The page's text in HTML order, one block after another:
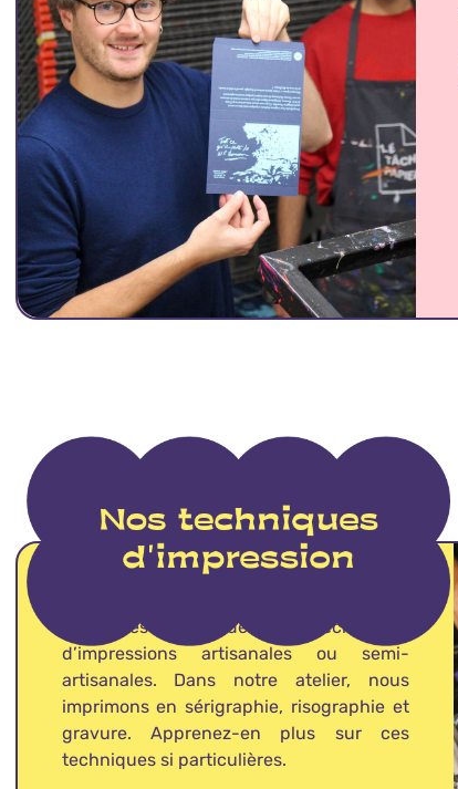
imprimées à l’aide de techniques
d’impressions artisanales ou semi-
artisanales. Dans notre atelier, nous
imprimons en sérigraphie, risographie et
gravure. Apprenez-en plus sur ces
techniques si particulières.